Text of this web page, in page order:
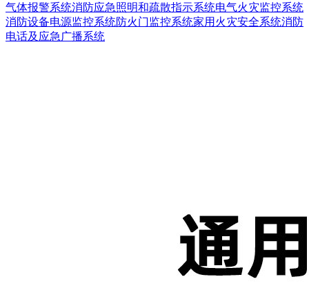
气体报警系统消防应急照明和疏散指示系统电气火灾监控系统
消防设备电源监控系统防火门监控系统家用火灾安全系统消防
电话及应急广播系统